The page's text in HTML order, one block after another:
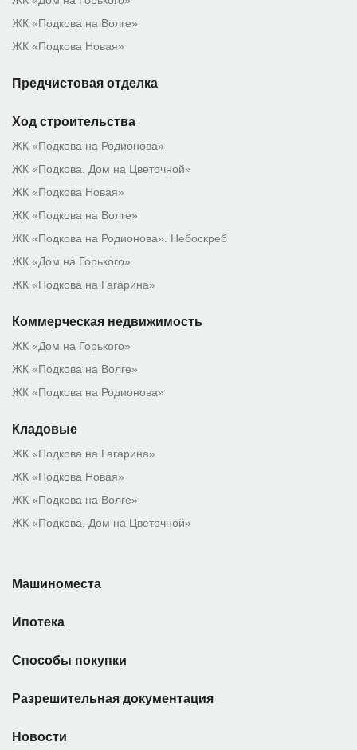
ЖК «Подкова на Волге»
ЖК «Подкова Новая»
Предчистовая отделка
Ход строительства
ЖК «Подкова на Родионова»
ЖК «Подкова. Дом на Цветочной»
ЖК «Подкова Новая»
ЖК «Подкова на Волге»
ЖК «Подкова на Родионова». Небоскреб
ЖК «Дом на Горького»
ЖК «Подкова на Гагарина»
Коммерческая недвижимость
ЖК «Дом на Горького»
ЖК «Подкова на Волге»
ЖК «Подкова на Родионова»
Кладовые
ЖК «Подкова на Гагарина»
ЖК «Подкова Новая»
ЖК «Подкова на Волге»
ЖК «Подкова. Дом на Цветочной»
Машиноместа
Ипотека
Способы покупки
Разрешительная документация
Новости